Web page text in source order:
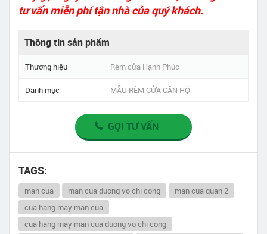
tư vấn miễn phí tận nhà của quý khách.
Thông tin sản phẩm
Thương hiệu Rèm cửa Hạnh Phúc
Danh mục MẪU RÈM CỬA CĂN HỘ
GỌI TƯ VẤN
TAGS:
man cua man cua duong vo chi cong
man cua quan 2
cua hang may man cua
cua hang may man cua duong vo chi cong